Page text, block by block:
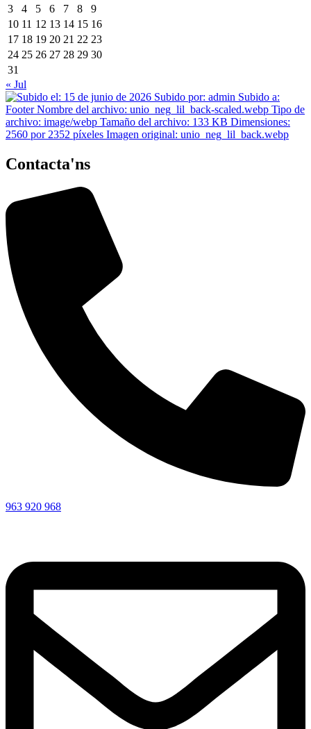
3
4 5 6 7 8
9
10 11 12 13 14 15 16
17 18 19 20 21 22 23
24 25 26 27 28 29 30
31
« Jul
Contacta'ns
963 920 968